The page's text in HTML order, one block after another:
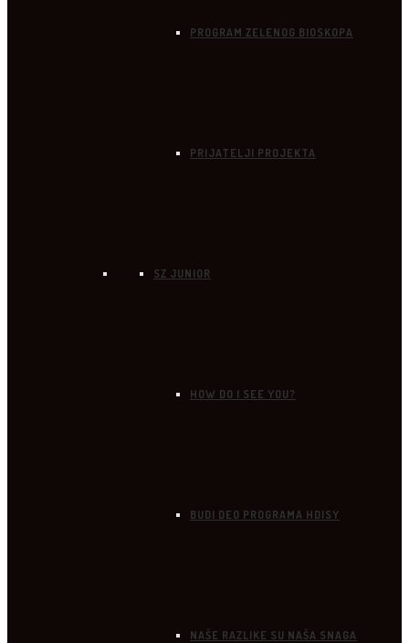
PROGRAM ZELENOG BIOSKOPA
PRIJATELJI PROJEKTA
SZ JUNIOR
HOW DO I SEE YOU?
BUDI DEO PROGRAMA HDISY
NAŠE RAZLIKE SU NAŠA SNAGA